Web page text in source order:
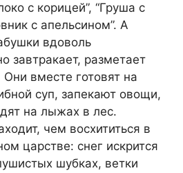
с корицей”, “Груша с
с апельсином”. А
вдоволь
завтракает, разметает
вместе готовят на
суп, запекают овощи,
на лыжах в лес.
чем восхититься в
царстве: снег искрится
шубках, ветки